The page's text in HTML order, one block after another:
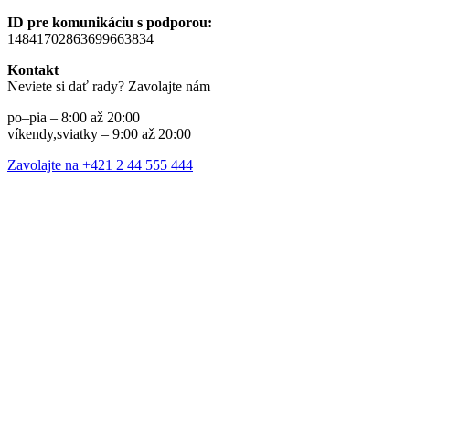
ID pre komunikáciu s podporou:
14841702863699663834
Kontakt
Neviete si dať rady? Zavolajte nám
po–pia – 8:00 až 20:00
víkendy,sviatky – 9:00 až 20:00
Zavolajte na +421 2 44 555 444